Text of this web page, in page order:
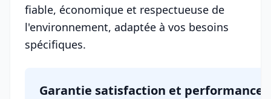
fiable, économique et respectueuse de
l'environnement, adaptée à vos besoins
spécifiques.
Garantie satisfaction et performance